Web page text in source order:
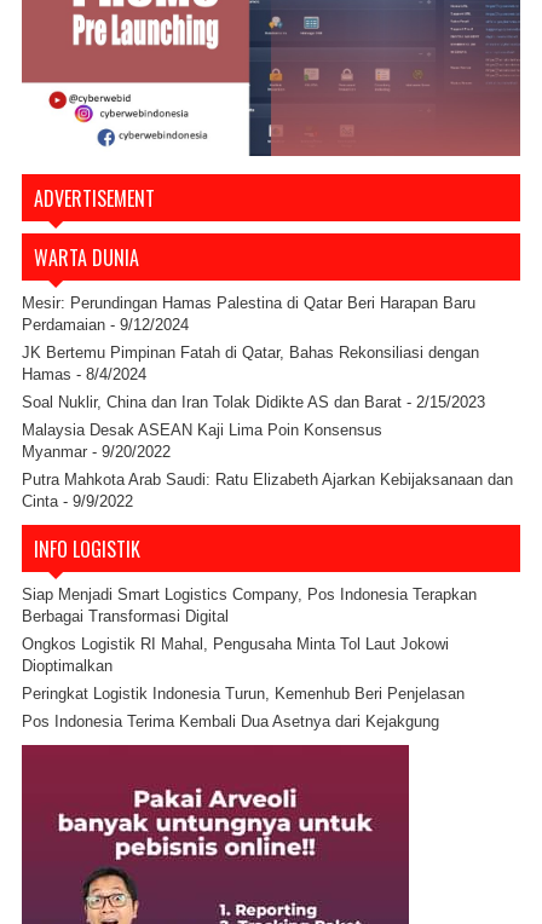
ADVERTISEMENT
WARTA DUNIA
Mesir: Perundingan Hamas Palestina di Qatar Beri Harapan Baru
Perdamaian - 9/12/2024
JK Bertemu Pimpinan Fatah di Qatar, Bahas Rekonsiliasi dengan
Hamas - 8/4/2024
Soal Nuklir, China dan Iran Tolak Didikte AS dan Barat - 2/15/2023
Malaysia Desak ASEAN Kaji Lima Poin Konsensus
Myanmar - 9/20/2022
Putra Mahkota Arab Saudi: Ratu Elizabeth Ajarkan Kebijaksanaan dan
Cinta - 9/9/2022
INFO LOGISTIK
Siap Menjadi Smart Logistics Company, Pos Indonesia Terapkan
Berbagai Transformasi Digital
Ongkos Logistik RI Mahal, Pengusaha Minta Tol Laut Jokowi
Dioptimalkan
Peringkat Logistik Indonesia Turun, Kemenhub Beri Penjelasan
Pos Indonesia Terima Kembali Dua Asetnya dari Kejakgung